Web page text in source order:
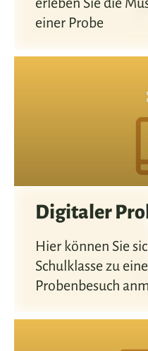
einer Probe
Digitaler
Hier können Sie
Schulklasse zu
Probenbesuch